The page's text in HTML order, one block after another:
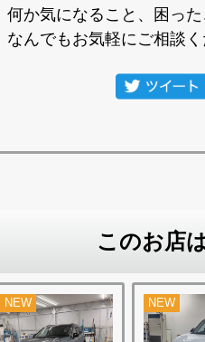
何か気になること、困っ
なんでもお気軽にご相談く
このお店
NEW NEW